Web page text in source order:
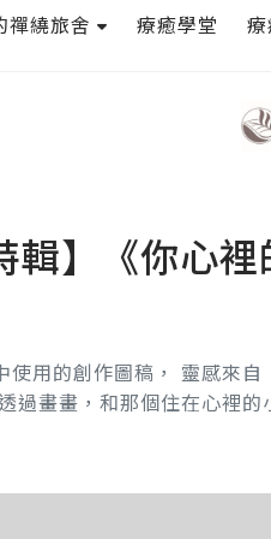
禪繞旅舍 療癒學堂
輯】《你心
用的創作圖稿， 靈感來
過畫畫，和那個住在心裡